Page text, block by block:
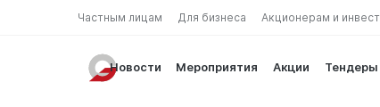
Частным лицам Для бизнеса Акционерам и
Новости Мероприятия Акции Тендеры